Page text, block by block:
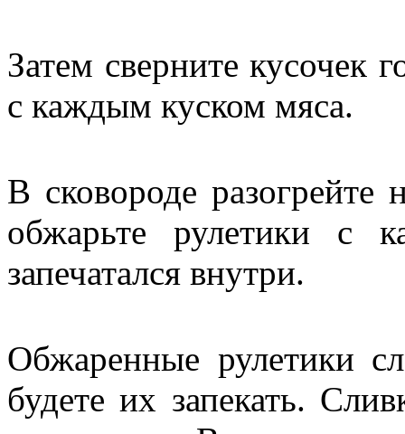
Затем сверните кусочек
с каждым куском мяса.
В сковороде разогрейте
обжарьте рулетики с
запечатался внутри.
Обжаренные рулетики
будете их запекать.